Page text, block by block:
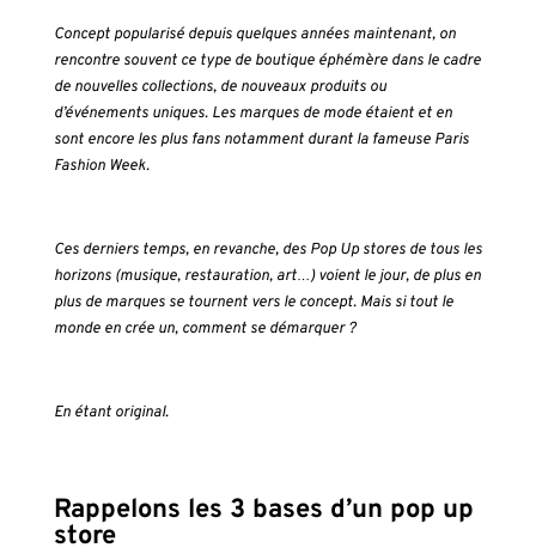
Concept popularisé depuis quelques années maintenant, on
rencontre souvent ce type de boutique éphémère dans le cadre
de nouvelles collections, de nouveaux produits ou
d’événements uniques. Les marques de mode étaient et en
sont encore les plus fans notamment durant la fameuse Paris
Fashion Week.
Ces derniers temps, en revanche, des Pop Up stores de tous les
horizons (musique, restauration, art…) voient le jour, de plus en
plus de marques se tournent vers le concept. Mais si tout le
monde en crée un, comment se démarquer ?
En étant original.
Rappelons les 3 bases d’un pop up
store